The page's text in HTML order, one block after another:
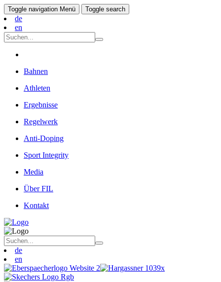
Toggle navigation Menü Toggle search
de
en
Bahnen
Athleten
Ergebnisse
Regelwerk
Anti-Doping
Sport Integrity
Media
Über FIL
Kontakt
de
en